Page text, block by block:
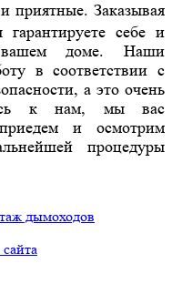
приятные. Заказывая
гарантируете себе и
доме. Наши
в соответствии с
а это очень
к нам, мы вас
и осмотрим
процедуры
дымоходов